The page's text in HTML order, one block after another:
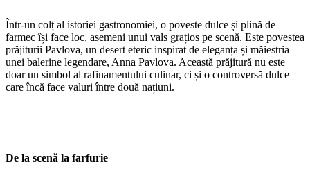
Într-un colț al istoriei gastronomiei, o poveste dulce și plină de
farmec își face loc, asemeni unui vals grațios pe scenă. Este povestea
prăjiturii Pavlova, un desert eteric inspirat de eleganța și măiestria
unei balerine legendare, Anna Pavlova. Această prăjitură nu este
doar un simbol al rafinamentului culinar, ci și o controversă dulce
care încă face valuri între două națiuni.
De la scenă la farfurie